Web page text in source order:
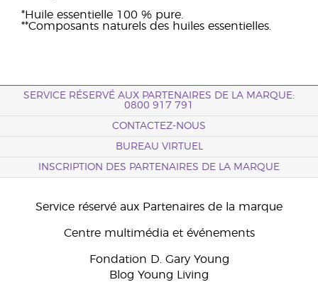
*Huile essentielle 100 % pure.
**Composants naturels des huiles essentielles.
SERVICE RÉSERVÉ AUX PARTENAIRES DE LA MARQUE:
0800 917 791
CONTACTEZ-NOUS
BUREAU VIRTUEL
INSCRIPTION DES PARTENAIRES DE LA MARQUE
Service réservé aux Partenaires de la marque
Centre multimédia et événements
Fondation D. Gary Young
Blog Young Living